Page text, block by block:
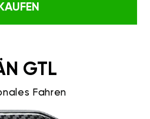
GTL
Fahren